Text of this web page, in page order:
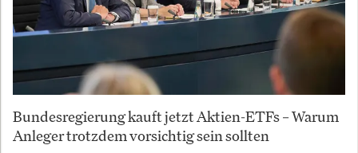
Bundesregierung kauft jetzt Aktien-ETFs – Warum
Anleger trotzdem vorsichtig sein sollten